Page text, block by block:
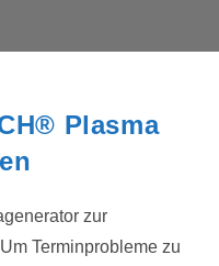
Plasma
zur
Terminprobleme zu